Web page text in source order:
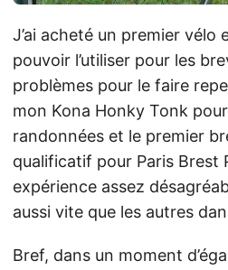
J’ai acheté un premier vélo
pouvoir l’utiliser pour les
problèmes pour le faire
mon Kona Honky Tonk
randonnées et le premier
qualificatif pour Paris Brest
expérience assez
aussi vite que les autres
Bref, dans un moment